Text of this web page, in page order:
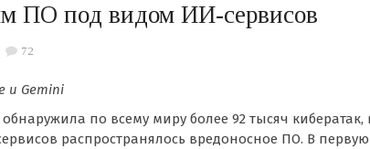
ПО под видом ИИ-сервисов
72
и Gemini
по всему миру более 92 тысяч кибератак,
распространялось вредоносное ПО. В первую